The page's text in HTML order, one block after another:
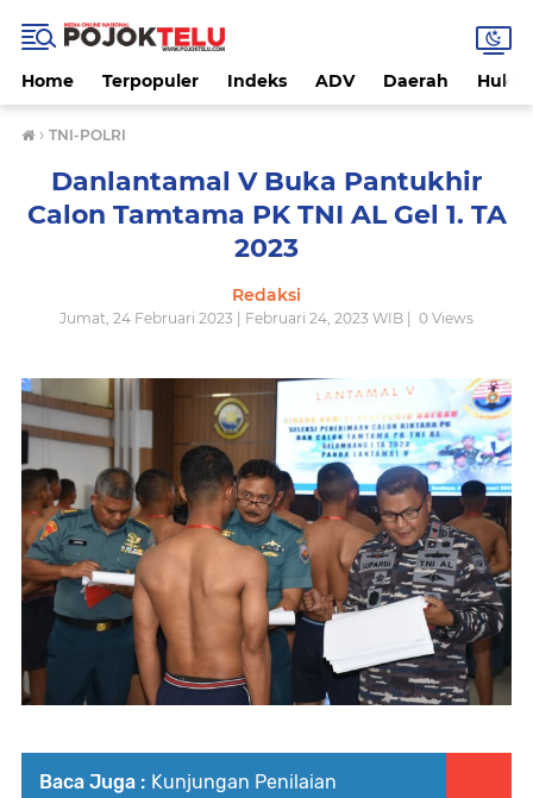
Home Terpopuler Indeks ADV Daerah
› TNI-POLRI
Danlantamal V Buka Pantukhir
Calon Tamtama PK TNI AL Gel 1. TA
2023
Redaksi
Jumat, 24 Februari 2023 | Februari 24, 2023 WIB | 0 Views
Baca Juga : Kunjungan Penilaian